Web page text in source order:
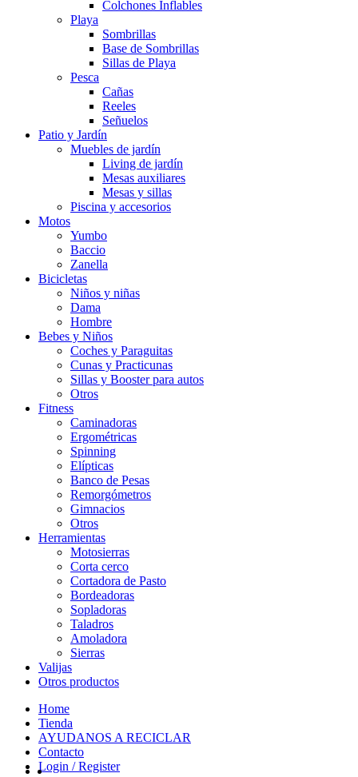
Colchones Inflables
Playa
Sombrillas
Base de Sombrillas
Sillas de Playa
Pesca
Cañas
Reeles
Señuelos
Patio y Jardín
Muebles de jardín
Living de jardín
Mesas auxiliares
Mesas y sillas
Piscina y accesorios
Motos
Yumbo
Baccio
Zanella
Bicicletas
Niños y niñas
Dama
Hombre
Bebes y Niños
Coches y Paraguitas
Cunas y Practicunas
Sillas y Booster para autos
Otros
Fitness
Caminadoras
Ergométricas
Spinning
Elípticas
Banco de Pesas
Remorgómetros
Gimnacios
Otros
Herramientas
Motosierras
Corta cerco
Cortadora de Pasto
Bordeadoras
Sopladoras
Taladros
Amoladora
Sierras
Valijas
Otros productos
Home
Tienda
AYUDANOS A RECICLAR
Contacto
Login / Register